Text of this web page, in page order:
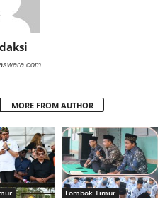
MORE FROM AUTHOR
Lombok Timur